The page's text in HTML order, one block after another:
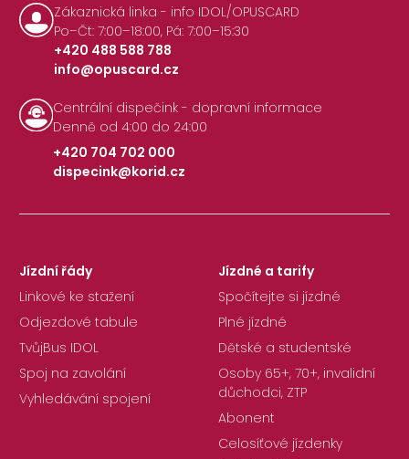
Zákaznická linka - info IDOL/OPUSCARD
Po–Čt: 7:00–18:00, Pá: 7:00–15:30
+420 488 588 788
|
info@opuscard.cz
Centrální dispečink - dopravní informace
Denně od 4:00 do 24:00
+420 704 702 000
|
dispecink@korid.cz
Jízdní řády
Linkové ke stažení
Odjezdové tabule
TvůjBus IDOL
Spoj na zavolání
Vyhledávání spojení
Jízdné a tarify
Spočítejte si jízdné
Plné jízdné
Dětské a studentské
Osoby 65+, 70+, invalidní
důchodci, ZTP
Abonent
Celosíťové jízdenky